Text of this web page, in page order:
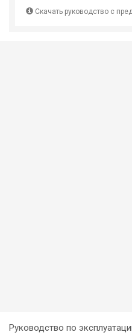
Скачать руководство с
Руководство по